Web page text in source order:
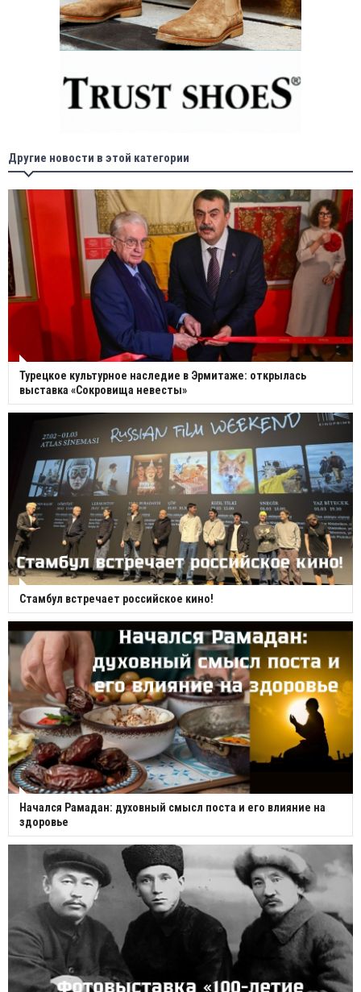
Другие новости в этой категории
Турецкое культурное наследие в Эрмитаже: открылась
выставка «Сокровища невесты»
Стамбул встречает российское кино!
Начался Рамадан: духовный смысл поста и его влияние на
здоровье